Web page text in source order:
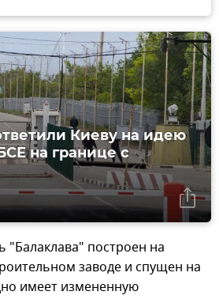
Киеву на идею
на границе с
"Балаклава" построен на
заводе и спущен на
имеет измененную